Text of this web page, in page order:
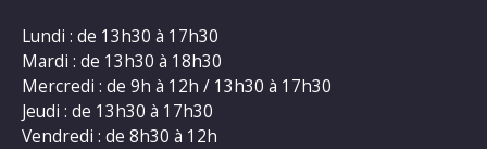
Lundi : de 13h30 à 17h30
Mardi : de 13h30 à 18h30
Mercredi : de 9h à 12h / 13h30 à 17h30
Jeudi : de 13h30 à 17h30
Vendredi : de 8h30 à 12h